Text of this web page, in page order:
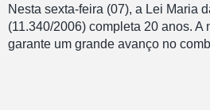
Nesta sexta-feira (07), a Lei Maria
(11.340/2006) completa 20 anos. A
garante um grande avanço no